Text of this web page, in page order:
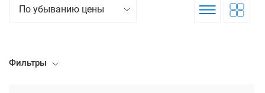
По убыванию цены
Фильтры